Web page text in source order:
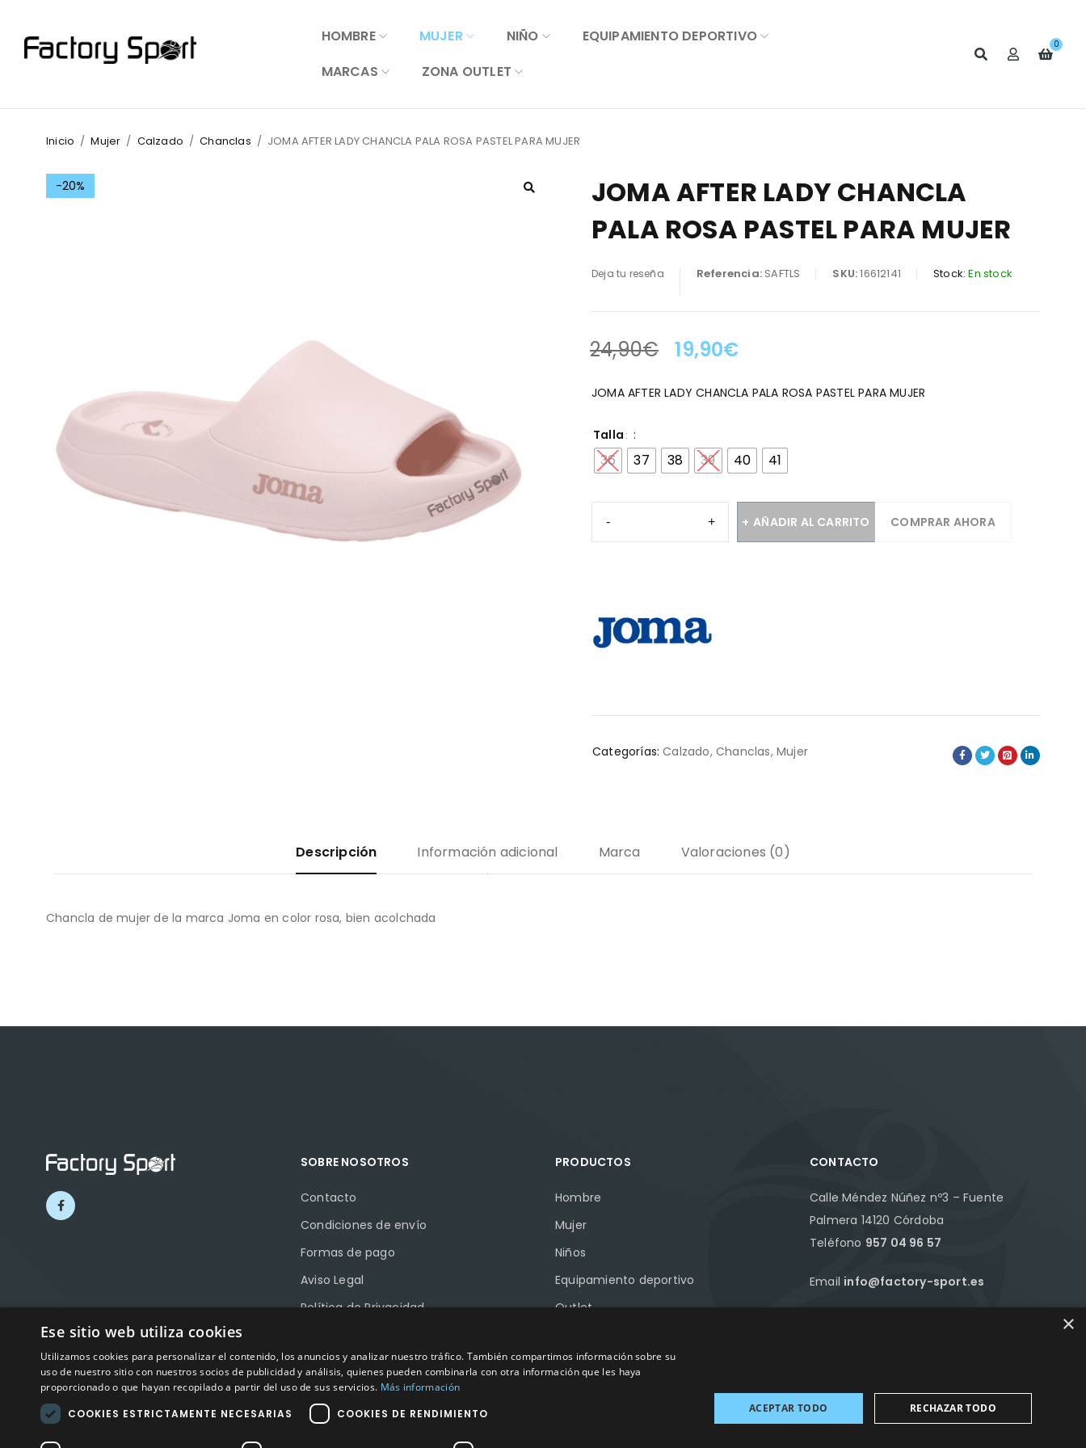
HOMBRE MUJER NIÑO
EQUIPAMIENTO DEPORTIVO
MARCAS
ZONA OUTLET
0
Inicio / Mujer / Calzado / Chanclas / JOMA AFTER LADY CHANCLA PALA ROSA PASTEL PARA MUJER
-20%
JOMA AFTER LADY CHANCLA
PALA ROSA PASTEL PARA MUJER
Deja tu reseña Referencia: SAFTLS SKU:16612141 Stock: En stock
LA OFERTA TERMINA EN:
24,90€ 19,90€
JOMA AFTER LADY CHANCLA PALA ROSA PASTEL PARA MUJER
Talla
36 37 38 39 40 41
AÑADIR AL CARRITO COMPRAR AHORA
Categorías: Calzado,Chanclas,Mujer
Descripción Información adicional Marca Valoraciones (0)
Chancla de mujer de la marca Joma en color rosa, bien acolchada
SOBRE NOSOTROS
Contacto
Condiciones de envío
Formas de pago
Aviso Legal
Política de Privacidad
Ayudas a Pymes
PRODUCTOS
Hombre
Mujer
Niños
Equipamiento deportivo
Outlet
CONTACTO
Calle Méndez Núñez nº3 – Fuente
Palmera 14120 Córdoba
Teléfono 957 04 96 57
Email info@factory-sport.es
×
Ese sitio web utiliza cookies
Utilizamos cookies para personalizar el contenido, los anuncios y analizar nuestro tráfico. También compartimos información sobre su
uso de nuestro sitio con nuestros socios de publicidad y análisis, quienes pueden combinarla con otra información que les haya
proporcionado o que hayan recopilado a partir del uso de sus servicios. Más información
COOKIES ESTRICTAMENTE NECESARIAS
COOKIES DE RENDIMIENTO ACEPTAR TODO RECHAZAR TODO